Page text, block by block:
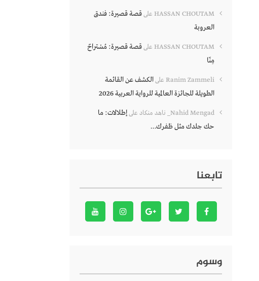
HASSAN CHOUTAM علىقصة قصيرة: فندق
العروبة
HASSAN CHOUTAM علىقصة قصيرة: مُسْتراحٌ
مِنّا
Ranim Zammeli علىالكشف عن القائمة
الطويلة للجائزة العالمية للرواية العربية 2026
Nahid Mengad_ ناهد منكاد علىإطلالات: ما
حك جلدك مثل ظفرك…
تابعنا
وسوم